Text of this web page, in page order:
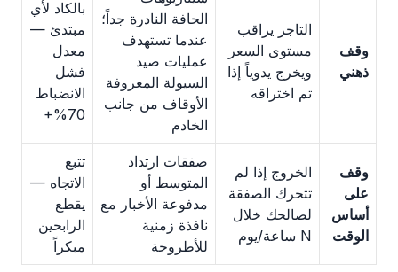
وقف
ذهني
التاجر يراقب
مستوى السعر
ويخرج يدوياً إذا
تم اختراقه
الحافة النادرة جداً؛
عندما تستهدف
عمليات صيد
السيولة المعروفة
الأوقاف من جانب
الخادم
بالكاد لأي
مبتدئ —
معدل
فشل
الانضباط
70%+
وقف
على
أساس
الوقت
الخروج إذا لم
تتحرك الصفقة
لصالحك خلال
N ساعة/يوم
صفقات ارتداد
المتوسط أو
مدفوعة الأخبار مع
نافذة زمنية
للأطروحة
تتبع
الاتجاه —
يقطع
الرابحين
مبكراً